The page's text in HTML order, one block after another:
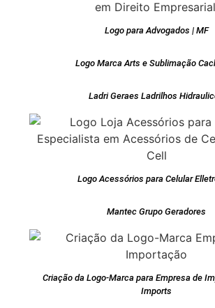
Logo para Advogados | MF
Logo Marca Arts e Sublimação
Ladri Geraes Ladrilhos
Logo Acessórios para Celular
Mantec Grupo Geradores
Criação da Logo-Marca para Empresa de
Imports